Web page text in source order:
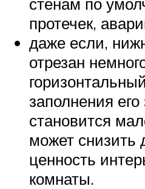
протечек,
даже если,
отрезан
заполнения его
становится
может снизить
ценность
комнаты.